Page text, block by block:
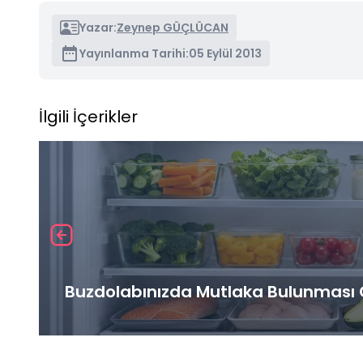
Yazar:Zeynep GÜÇLÜCAN
Yayınlanma Tarihi:05 Eylül 2013
İlgili İçerikler
Buzdolabınızda Mutlaka Bulunması